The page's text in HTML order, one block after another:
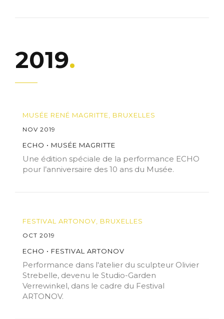
2019
MUSÉE RENÉ MAGRITTE, BRUXELLES
NOV 2019
ECHO • MUSÉE MAGRITTE
Une édition spéciale de la performance ECHO
pour l’anniversaire des 10 ans du Musée.
FESTIVAL ARTONOV, BRUXELLES
OCT 2019
ECHO • FESTIVAL ARTONOV
Performance dans l'atelier du sculpteur Olivier
Strebelle, devenu le Studio-Garden
Verrewinkel, dans le cadre du Festival
ARTONOV.